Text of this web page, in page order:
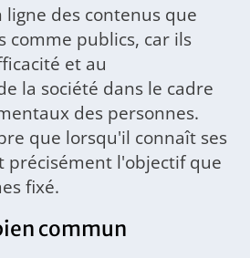
des contenus que
comme publics, car ils
et au
la société dans le cadre
des personnes.
que lorsqu'il connaît ses
précisément l'objectif que
fixé.
commun